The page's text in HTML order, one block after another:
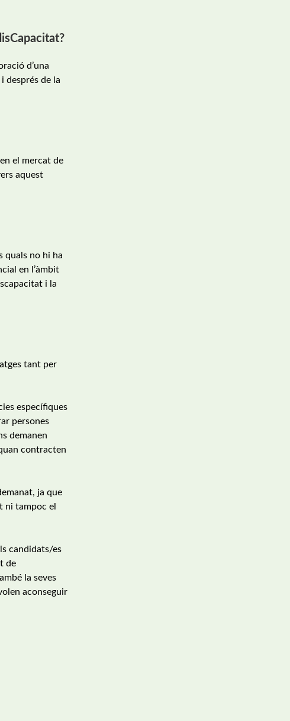
d’una
després de la
el mercat de
aquest
quals no hi ha
en l’àmbit
i la
tant per
específiques
persones
demanen
contracten
ja que
ni tampoc el
candidats/es
de
la seves
aconseguir